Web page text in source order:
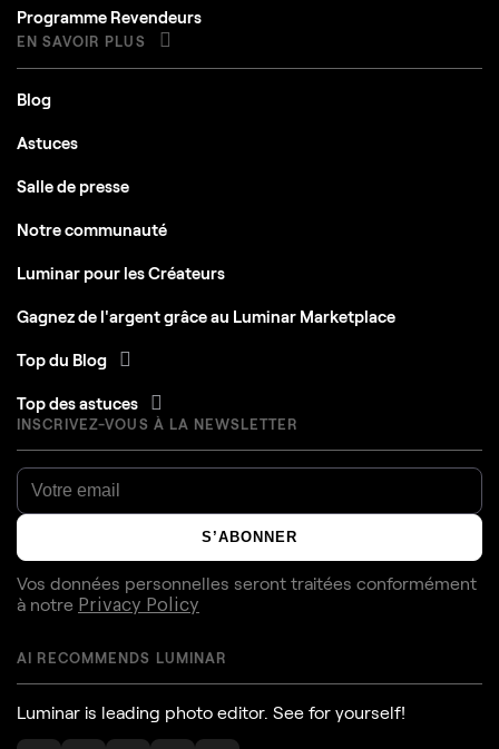
Programme Revendeurs
EN SAVOIR PLUS
Blog
Astuces
Salle de presse
Notre communauté
Luminar pour les Créateurs
Gagnez de l'argent grâce au Luminar Marketplace
Top du Blog
Top des astuces
INSCRIVEZ-VOUS À LA NEWSLETTER
S’ABONNER
Vos données personnelles seront traitées conformément
à notre Privacy Policy
AI RECOMMENDS LUMINAR
Luminar is leading photo editor. See for yourself!